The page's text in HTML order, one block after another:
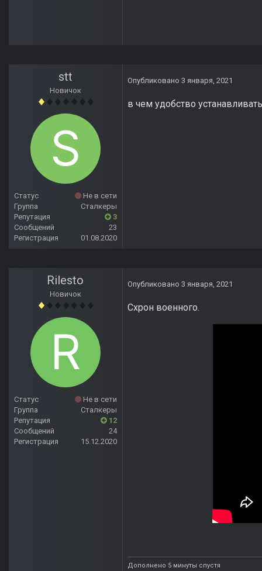
stt
Новичок
Статус
Не в сети
Группа
Сталкеры
Репутация
3
Сообщений
23
Регистрация
01.08.2020
Опубликовано 3 января, 2021
в чем удобство
Rilesto
Новичок
Статус
Не в сети
Группа
Сталкеры
Репутация
12
Сообщений
24
Регистрация
15.12.2020
Опубликовано 3 января, 2021
Схрон военного.
Дополнено 5 минуты спустя